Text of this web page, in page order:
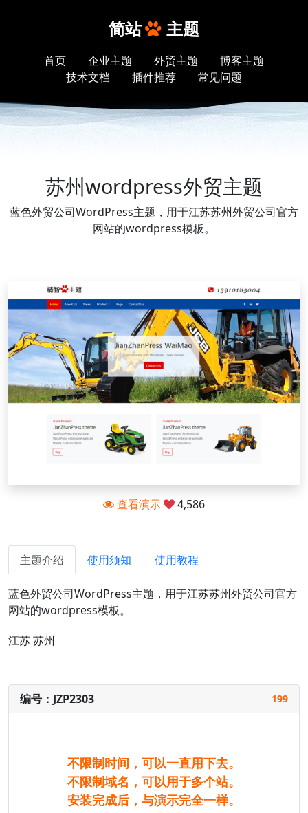
简站 主题
首页 企业主题 外贸主题
博客主题
技术文档
插件推荐 常见问题
苏州wordpress外贸主题
蓝色外贸公司WordPress主题，用于江苏苏州外贸公司官方
网站的wordpress模板。
查看演示 4,586
主题介绍 使用须知 使用教程
蓝色外贸公司WordPress主题，用于江苏苏州外贸公司官方
网站的wordpress模板。
江苏苏州
编号：JZP2303 199
不限制时间，可以一直用下去。
不限制域名，可以用于多个站。
安装完成后，与演示完全一样。